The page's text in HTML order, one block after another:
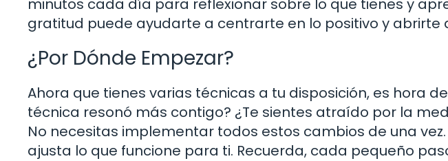
gratitud puede ayudarte a centrarte en lo positivo y abrirte
¿Por Dónde Empezar?
Ahora que tienes varias técnicas a tu disposición, es hora
técnica resonó más contigo? ¿Te sientes atraído por la
No necesitas implementar todos estos cambios de una
ajusta lo que funcione para ti. Recuerda, cada pequeño